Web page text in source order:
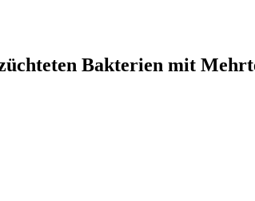
Bakterien mit